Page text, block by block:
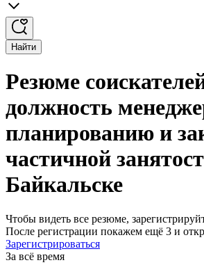
Найти
Резюме
должность
планированию и
частичной
Байкальске
Чтобы видеть все резюме,
После регистрации покажем ещё 3 и
Зарегистрироваться
За всё время